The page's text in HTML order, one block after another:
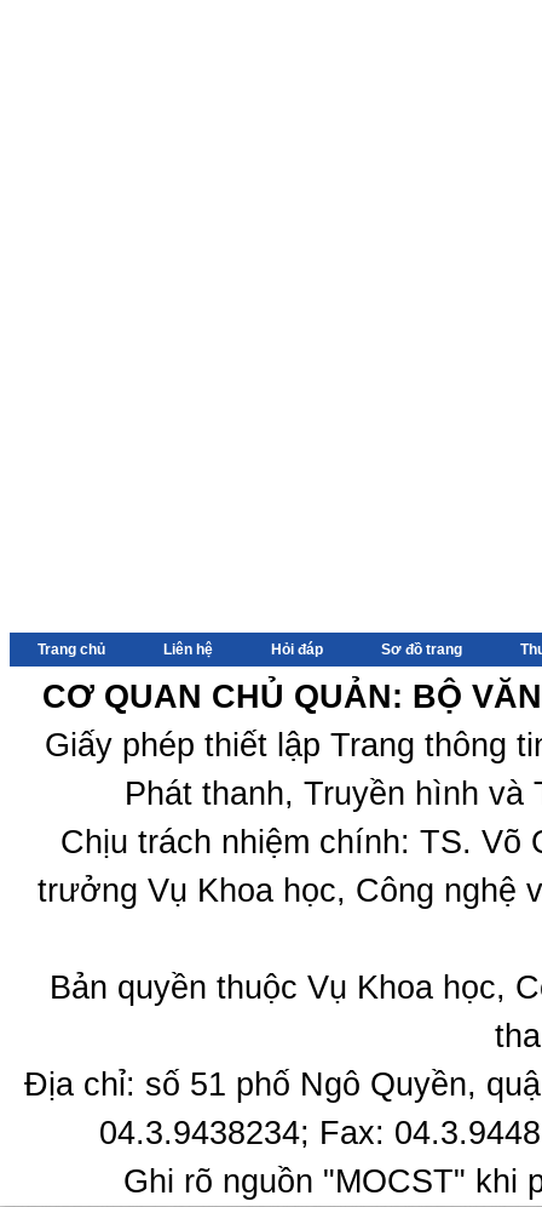
Trang chủ Liên hệ Hỏi đáp Sơ đồ trang
CƠ QUAN CHỦ QUẢN: BỘ
Giấy phép thiết lập Trang thông
Phát thanh, Truyền hình
Chịu trách nhiệm chính: TS.
trưởng Vụ Khoa học, Công nghệ
Bản quyền thuộc Vụ Khoa học,
Địa chỉ: số 51 phố Ngô Quyền,
04.3.9438234; Fax:
Ghi rõ nguồn "MOCST" khi